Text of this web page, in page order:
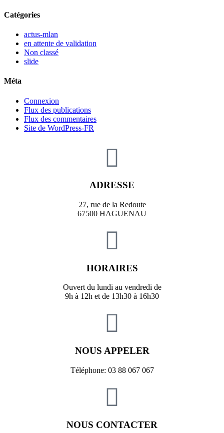
Catégories
actus-mlan
en attente de validation
Non classé
slide
Méta
Connexion
Flux des publications
Flux des commentaires
Site de WordPress-FR
ADRESSE
27, rue de la Redoute
67500 HAGUENAU
HORAIRES
Ouvert du lundi au vendredi de
9h à 12h et de 13h30 à 16h30
NOUS APPELER
Téléphone: 03 88 067 067
NOUS CONTACTER